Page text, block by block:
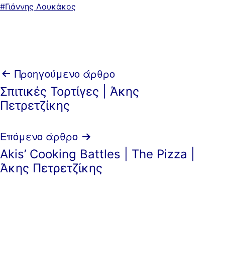
ως
ΜεΓιάννης Λουκάκος
Πλοήγηση
άρθρων
Προηγούμενο άρθρο
Σπιτικές Τορτίγες | Άκης
Πετρετζίκης
Επόμενο άρθρο
Akis’ Cooking Battles | The Pizza |
Άκης Πετρετζίκης